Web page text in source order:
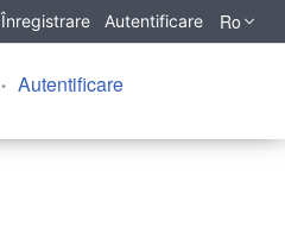
Înregistrare Autentificare Ro
Autentificare